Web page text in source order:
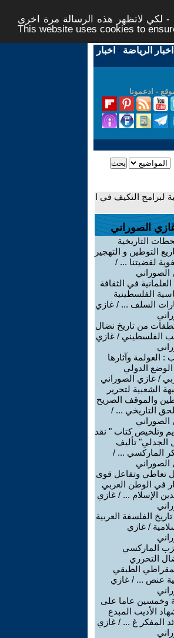
لكي لاتظهر هذه الرسالة مرة اخرى -
This website uses cookies to
اخبار الرياضة - اخبار
- ادعمونا
لبرامج التكيف في ا
الصوراني
التاريخية
التوطين و التهجير
لقضيتنا ... /
الصوراني
العلمانية في الثقافة
الفلسطينية
السلف ... / غازي
من تاريخ نضال
الفلسطيني / غازي
: العولمة وآثارها
الدولي
/ غازي الصوراني
الشعبية لتحرير
والموقف الصريح
التاريخي ... /
الصوراني
وتلخيص كتاب " نقد
الجدلي" تأليف
الماركسي ... /
الصوراني
تعاطي وتفاعل قوى
في الوطن العربي
الإسلام ... / غازي
الفلسفة العربية
/ غازي
الماركسي
التحرري
الطبقي
عنص ... / غازي
وخمسين عاما على
الأديب المبدع
المفكر غ ... / غازي